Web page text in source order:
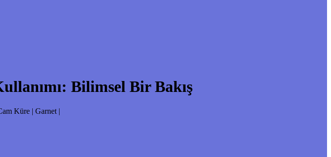
Bilimsel Bir Bakış
Küre | Garnet |